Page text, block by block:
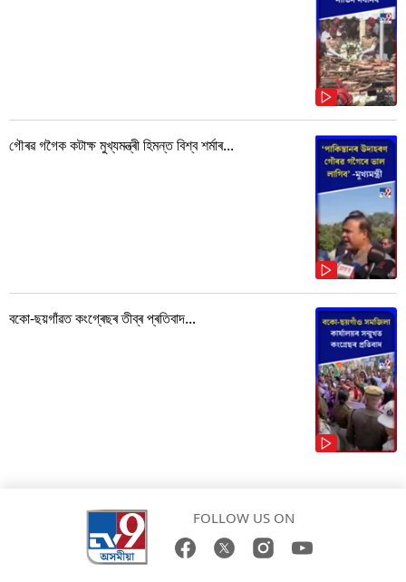
গৌৰৱ গগৈক কটাক্ষ মুখ্যমন্ত্ৰী হিমন্ত বিশ্ব শৰ্মাৰ...
বকো-ছয়গাঁৱত কংগ্ৰেছৰ তীব্ৰ প্ৰতিবাদ...
FOLLOW US ON